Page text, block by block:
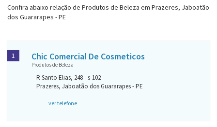
Confira abaixo relação de Produtos de Beleza em Prazeres, Jaboatão
dos Guararapes - PE
Chic Comercial De Cosmeticos
Produtos de Beleza
R Santo Elias, 248 - s-102
Prazeres, Jaboatão dos Guararapes - PE
ver telefone
1